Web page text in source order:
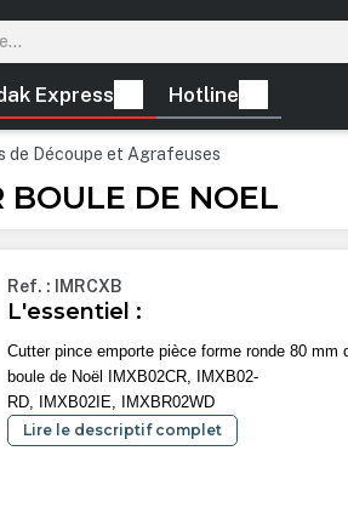
Express Hotline
de Découpe et Agrafeuses
BOULE DE NOEL
Ref. : IMRCXB
L'essentiel :
Cutter pince emporte pièce forme ronde 80 mm
boule de Noël IMXB02CR, IMXB02-
RD, IMXB02IE, IMXBR02WD
Lire le descriptif complet